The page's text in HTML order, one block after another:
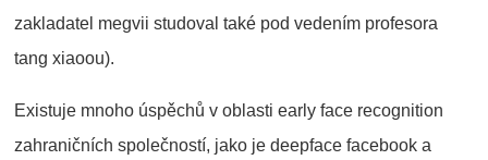
zakladatel megvii studoval také pod vedením profesora
tang xiaoou).
Existuje mnoho úspěchů v oblasti early face recognition
zahraničních společností, jako je deepface facebook a